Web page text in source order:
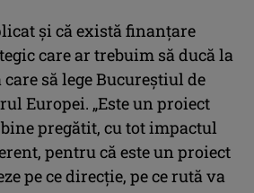
și că există finanţare
care ar trebuim să ducă la
să lege Bucureştiul de
Europei. „Este un proiect
pregătit, cu tot impactul
pentru că este un proiect
pe ce direcţie, pe ce rută va